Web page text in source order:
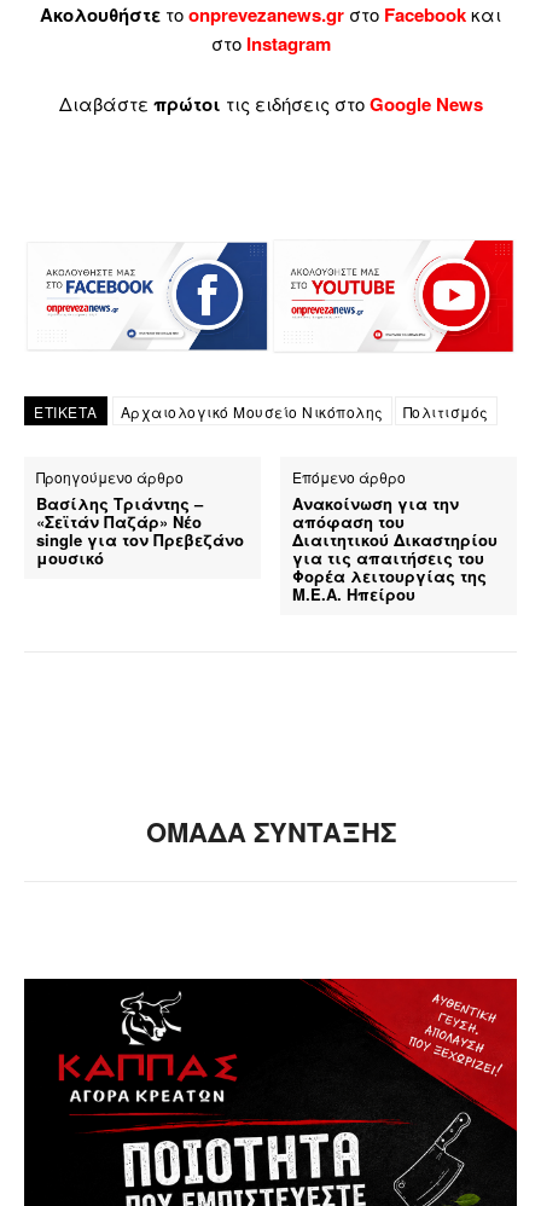
Ακολουθήστε τοonprevezanews.gr στο Facebookκαι
στο Instagram
Διαβάστε πρώτοι τις ειδήσεις στοGoogle News
ΕΤΙΚΕΤΑ Αρχαιολογικό Μουσείο Νικόπολης Πολιτισμός
Προηγούμενο άρθρο
Βασίλης Τριάντης –
«Σεϊτάν Παζάρ» Νέο
single για τον Πρεβεζάνο
μουσικό
Επόμενο άρθρο
Ανακοίνωση για την
απόφαση του
Διαιτητικού Δικαστηρίου
για τις απαιτήσεις του
Φορέα λειτουργίας της
Μ.Ε.Α. Ηπείρου
ΟΜΑΔΑ ΣΥΝΤΑΞΗΣ